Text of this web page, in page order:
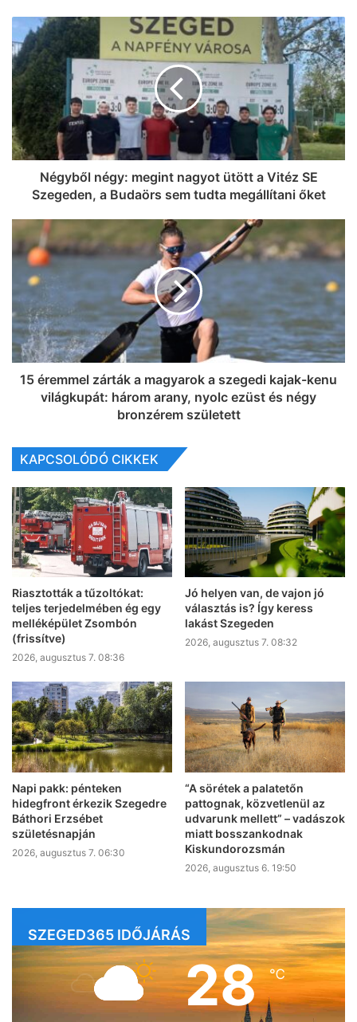
Négyből négy: megint nagyot ütött a Vitéz SE
Szegeden, a Budaörs sem tudta megállítani őket
15 éremmel zárták a magyarok a szegedi kajak-kenu
világkupát: három arany, nyolc ezüst és négy
bronzérem született
KAPCSOLÓDÓ CIKKEK
Riasztották a tűzoltókat:
teljes terjedelmében ég egy
melléképület Zsombón
(frissítve)
2026, augusztus 7. 08:36
Jó helyen van, de vajon jó
választás is? Így keress
lakást Szegeden
2026, augusztus 7. 08:32
Napi pakk: pénteken
hidegfront érkezik Szegedre
Báthori Erzsébet
születésnapján
2026, augusztus 7. 06:30
“A sörétek a palatetőn
pattognak, közvetlenül az
udvarunk mellett” – vadászok
miatt bosszankodnak
Kiskundorozsmán
2026, augusztus 6. 19:50
SZEGED365 IDŐJÁRÁS
28℃